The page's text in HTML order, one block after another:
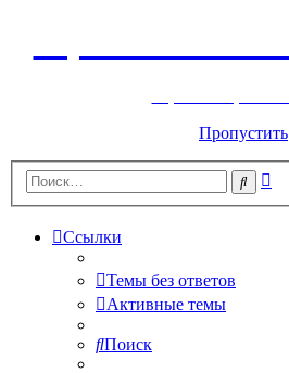
Пропустить
Поиск
Ссылки
Темы без ответов
Активные темы
Поиск